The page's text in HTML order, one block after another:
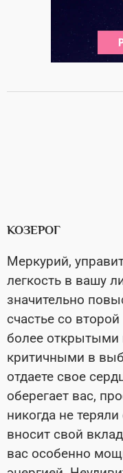
КОЗЕРОГ
Меркурий,
легкость в вашу
значительно
счастье со
более открытыми
критичными в
отдаете свое
оберегает вас,
никогда не
вносит свой
вас особенно